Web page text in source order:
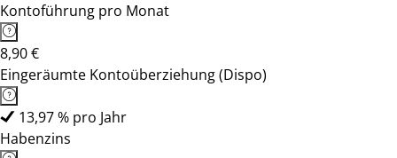
Kontoführung pro Monat
8,90 €
Eingeräumte Kontoüberziehung (Dispo)
13,97 % pro Jahr
Habenzins